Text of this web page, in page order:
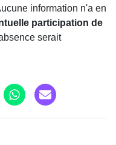
information n'a en
participation de
serait